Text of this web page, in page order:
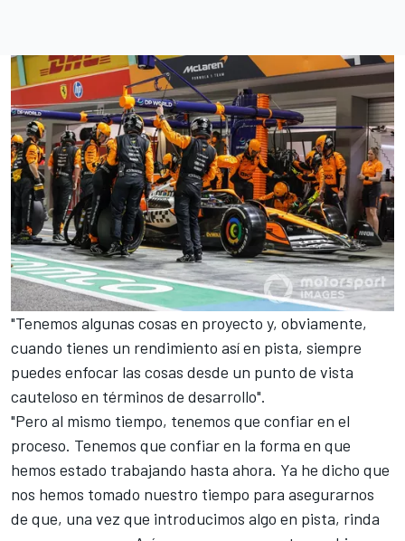
"Tenemos algunas cosas en proyecto y, obviamente,
cuando tienes un rendimiento así en pista, siempre
puedes enfocar las cosas desde un punto de vista
cauteloso en términos de desarrollo".
"Pero al mismo tiempo, tenemos que confiar en el
proceso. Tenemos que confiar en la forma en que
hemos estado trabajando hasta ahora. Ya he dicho que
nos hemos tomado nuestro tiempo para asegurarnos
de que, una vez que introducimos algo en pista, rinda